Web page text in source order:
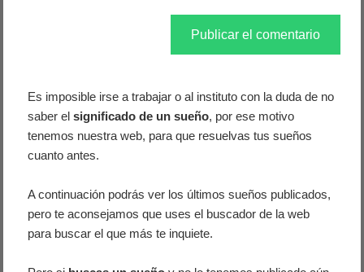
Es imposible irse a trabajar o al instituto con la duda de no
saber elsignificado de un sueño, por ese motivo
tenemos nuestra web, para que resuelvas tus sueños
cuanto antes.
A continuación podrás ver los últimos sueños publicados,
pero te aconsejamos que uses el buscador de la web
para buscar el que más te inquiete.